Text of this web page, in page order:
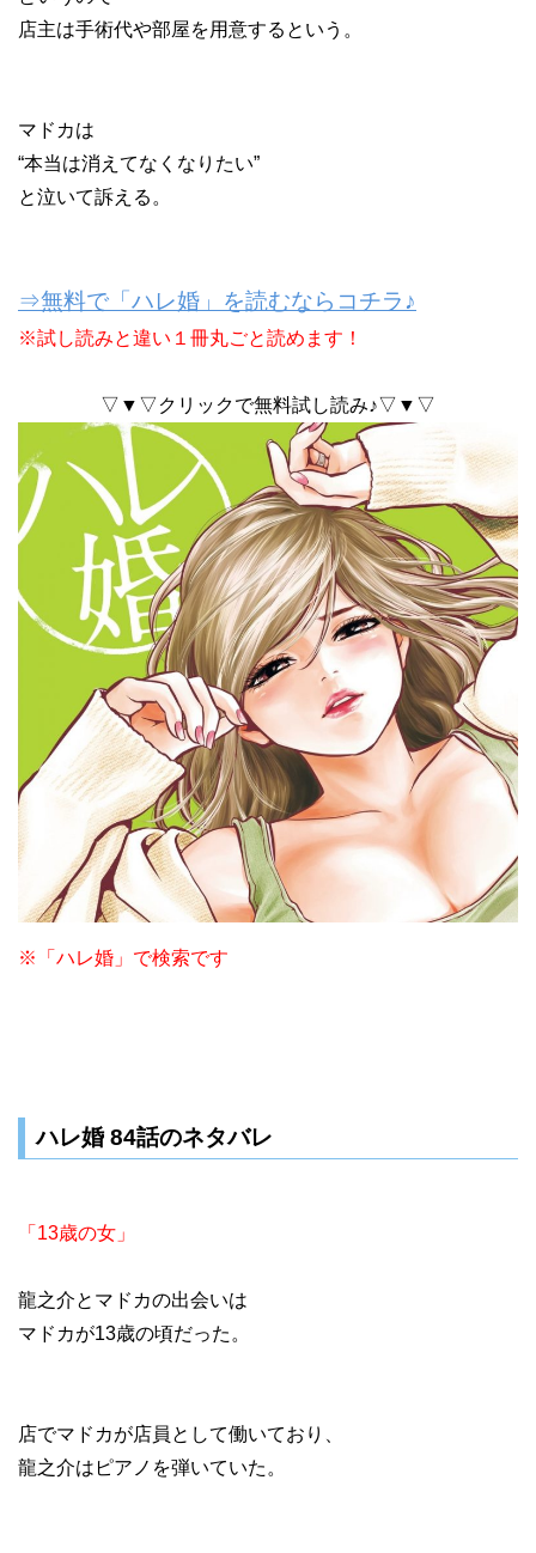
店主は手術代や部屋を用意するという。
マドカは
“本当は消えてなくなりたい”
と泣いて訴える。
⇒無料で「ハレ婚」を読むならコチラ♪
※試し読みと違い１冊丸ごと読めます！
▽▼▽クリックで無料試し読み♪▽▼▽
※「ハレ婚」で検索です
ハレ婚 84話のネタバレ
「13歳の女」
龍之介とマドカの出会いは
マドカが13歳の頃だった。
店でマドカが店員として働いており、
龍之介はピアノを弾いていた。